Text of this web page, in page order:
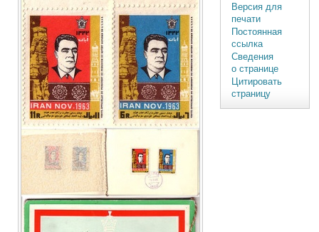
Версия для
печати
Постоянная
ссылка
Сведения
о странице
Цитировать
страницу